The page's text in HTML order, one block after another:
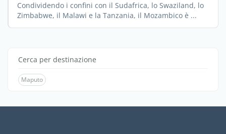
Condividendo i confini con il Sudafrica, lo Swaziland, lo
Zimbabwe, il Malawi e la Tanzania, il Mozambico è ...
Cerca per destinazione
Maputo